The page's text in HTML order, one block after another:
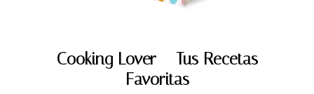
Cooking Lover – Tus Recetas
Favoritas